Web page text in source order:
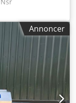
Annoncer